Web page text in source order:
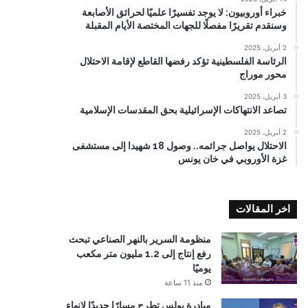
خبراء أوروبيون: لا يوجد تفسيرًا علميًا لحرائق الأصابعة
وسنقدم تقريرًا مفصلًا للجهات المختصة الأيام المقبلة
2 أبريل، 2025
الرئاسة الفلسطينية تؤكد رفضها القاطع لإقامة الاحتلال
محور موراج
3 أبريل، 2025
تصاعد الانتهاكات الإسرائيلية بحق المقدسات الإسلامية
2 أبريل، 2025
الاحتلال يواصل جرائمه.. وصول 18 شهيدا إلى مستشفى
غزة الأوروبي في خان يونس
اخر المقالات
منظومة السرير بالنهر الصناعي تبحث
رفع إنتاج إلى 1.2 مليون متر مكعب
يوميًا
منذ 11 ساعة
مبادرة بولس تطرح مسارًا جديدًا لإنهاء